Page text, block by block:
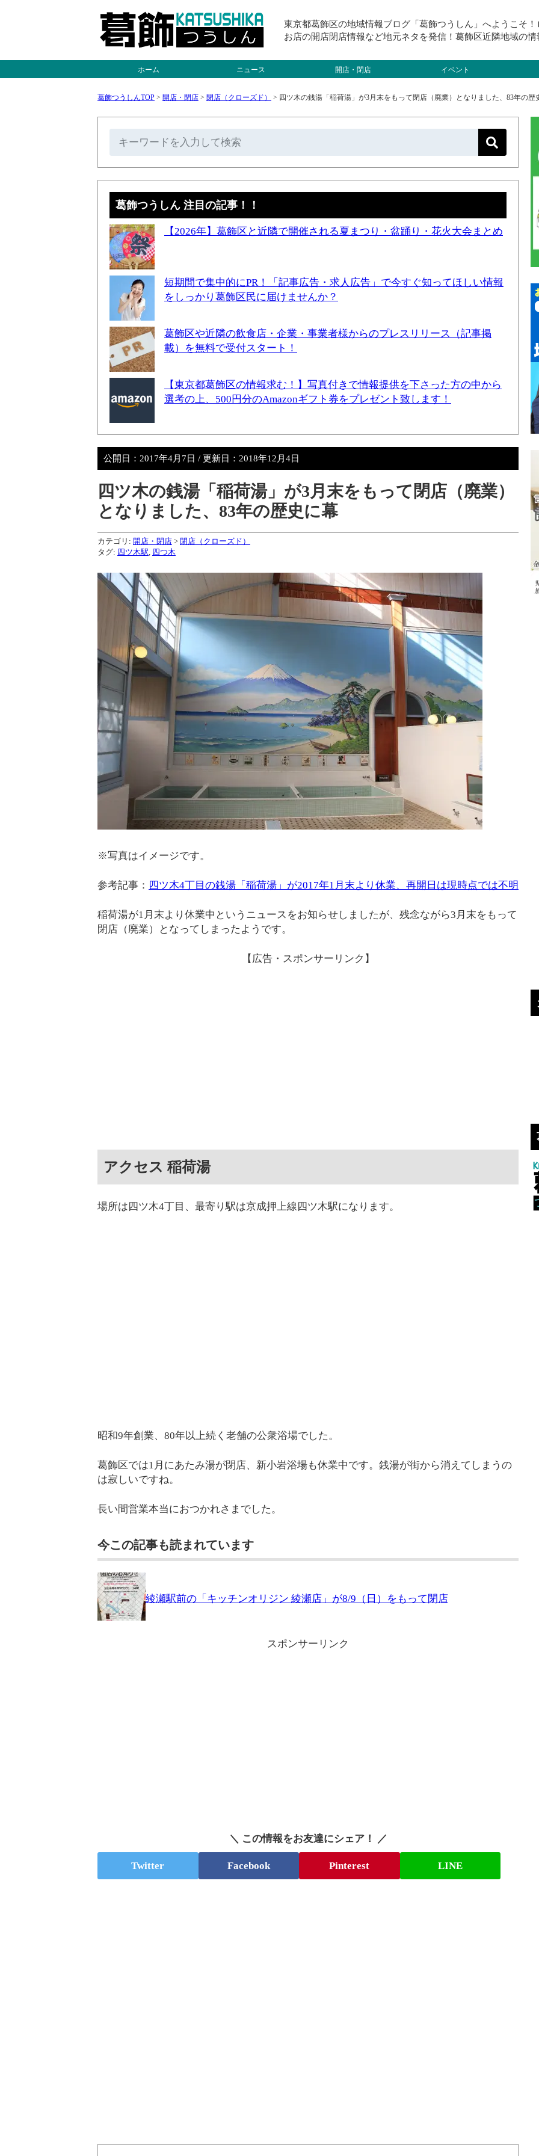
東京都葛飾区の地域情報ブログ「葛飾つうしん」へようこそ
お店の開店閉店情報など地元ネタを発信！葛飾区近隣地域の情
ホーム ニュース 開店・閉店 イベント
葛飾つうしんTOP > 開店・閉店 > 閉店（クローズド） > 四ツ木の銭湯「稲荷湯」が3月末をもって閉店（廃業）となりました、83年の歴
葛飾つうしん 注目の記事！！
【2026年】葛飾区と近隣で開催される夏まつり・盆踊り・花火大会まとめ
短期間で集中的にPR！「記事広告・求人広告」で今すぐ知ってほしい情報
をしっかり葛飾区民に届けませんか？
葛飾区や近隣の飲食店・企業・事業者様からのプレスリリース（記事掲
載）を無料で受付スタート！
【東京都葛飾区の情報求む！】写真付きで情報提供を下さった方の中から
選考の上、500円分のAmazonギフト券をプレゼント致します！
公開日： 2017年4月7日 / 更新日： 2018年12月4日
四ツ木の銭湯「稲荷湯」が3月末をもって閉店（廃業）
となりました、83年の歴史に幕
カテゴリ: 開店・閉店 > 閉店（クローズド）
タグ: 四ツ木駅 四つ木
※写真はイメージです。
参考記事： 四ツ木4丁目の銭湯「稲荷湯」が2017年1月末より休業、再開日は現時点では不明
稲荷湯が1月末より休業中というニュースをお知らせしましたが、残念ながら3月末をもって
閉店（廃業）となってしまったようです。
【広告・スポンサーリンク】
アクセス 稲荷湯
場所は四ツ木4丁目、最寄り駅は京成押上線四ツ木駅になります。
昭和9年創業、80年以上続く老舗の公衆浴場でした。
葛飾区では1月にあたみ湯が閉店、新小岩浴場も休業中です。銭湯が街から消えてしまうの
は寂しいですね。
長い間営業本当におつかれさまでした。
今この記事も読まれています
綾瀬駅前の「キッチンオリジン 綾瀬店」が8/9（日）をもって閉店
スポンサーリンク
＼ この情報をお友達にシェア！ ／
Twitter Facebook Pinterest LINE